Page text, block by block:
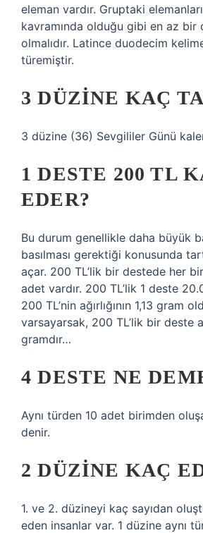
eleman vardır. Gruptaki
kavramında olduğu gibi en az bir
olmalıdır. Latince duodecim
türemiştir.
3 DÜZINE KAÇ
3 düzine (36) Sevgililer Günü
1 DESTE 200 TL
EDER?
Bu durum genellikle daha büyük
basılması gerektiği konusunda
açar. 200 TL’lik bir destede her
adet vardır. 200 TL’lik 1 deste
200 TL’nin ağırlığının 1,13 gram
varsayarsak, 200 TL’lik bir deste
gramdır…
4 DESTE NE
Aynı türden 10 adet birimden
denir.
2 DÜZINE KAÇ
1. ve 2. düzineyi kaç sayıdan
eden insanlar var. 1 düzine aynı